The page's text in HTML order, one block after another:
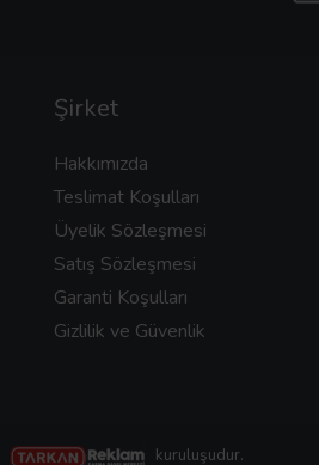
Şirket
Hakkımızda
Teslimat Koşulları
Üyelik Sözleşmesi
Satış Sözleşmesi
Garanti Koşulları
Gizlilik ve Güvenlik
kuruluşudur.